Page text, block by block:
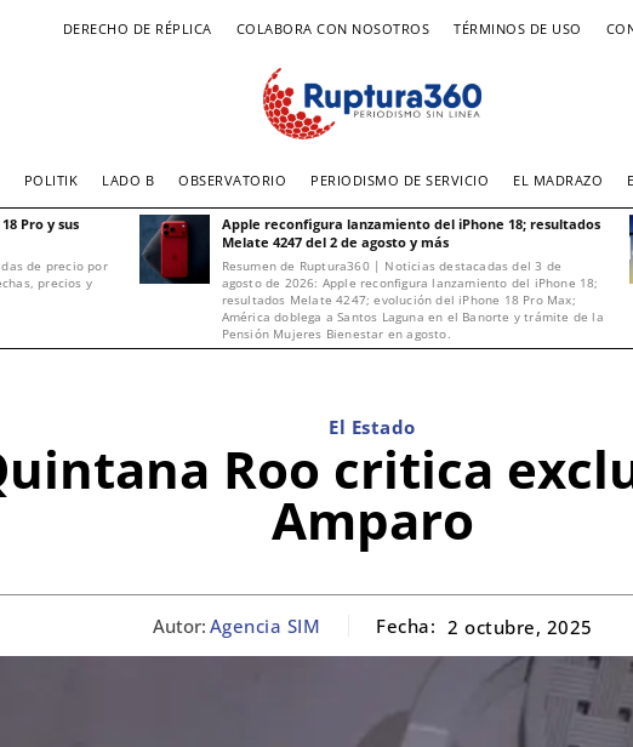
DERECHO DE RÉPLICA COLABORA CON NOSOTROS TÉRMINOS DE USO
POLITIK LADO B OBSERVATORIO PERIODISMO DE SERVICIO EL MADRAZO
Pro y sus
de precio por
precios y
Apple reconfigura lanzamiento del iPhone 18; resultados
Melate 4247 del 2 de agosto y más
Resumen de Ruptura360 | Noticias destacadas del 3 de
agosto de 2026: Apple reconfigura lanzamiento del iPhone 18;
resultados Melate 4247; evolución del iPhone 18 Pro Max;
América doblega a Santos Laguna en el Banorte y trámite de la
Pensión Mujeres Bienestar en agosto.
El Estado
Roo critica
Amparo
Autor: Agencia SIM Fecha: 2 octubre, 2025